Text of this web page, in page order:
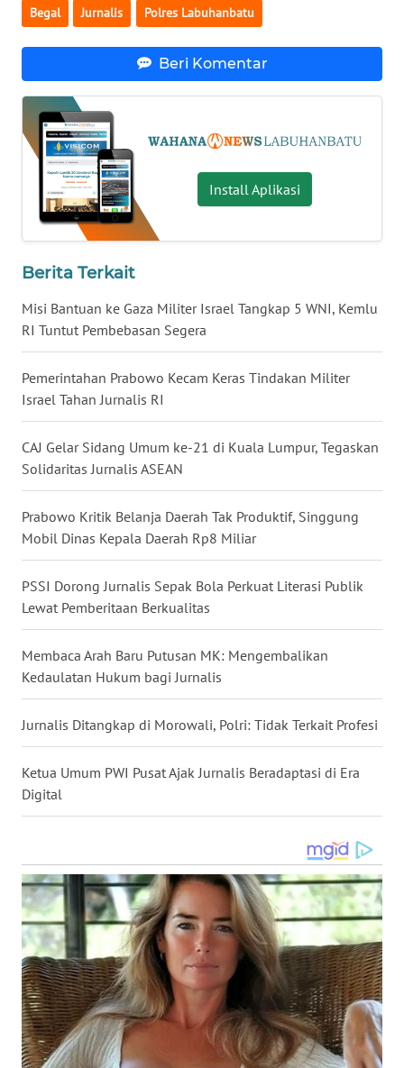
Begal Jurnalis Polres Labuhanbatu
Beri Komentar
Install Aplikasi
Berita Terkait
Misi Bantuan ke Gaza Militer Israel Tangkap 5 WNI, Kemlu
RI Tuntut Pembebasan Segera
Pemerintahan Prabowo Kecam Keras Tindakan Militer
Israel Tahan Jurnalis RI
CAJ Gelar Sidang Umum ke-21 di Kuala Lumpur, Tegaskan
Solidaritas Jurnalis ASEAN
Prabowo Kritik Belanja Daerah Tak Produktif, Singgung
Mobil Dinas Kepala Daerah Rp8 Miliar
PSSI Dorong Jurnalis Sepak Bola Perkuat Literasi Publik
Lewat Pemberitaan Berkualitas
Membaca Arah Baru Putusan MK: Mengembalikan
Kedaulatan Hukum bagi Jurnalis
Jurnalis Ditangkap di Morowali, Polri: Tidak Terkait Profesi
Ketua Umum PWI Pusat Ajak Jurnalis Beradaptasi di Era
Digital
WN
WN
KALTARA
WN
KALSEL
WN
KALTIM
SULSEL
WN
GORONTALO
WN
SULUT
WN
WN
TOBA
WN
NIAS
WN
TAPANULI
SELATAN
WN
TANJUNG
LESUNG